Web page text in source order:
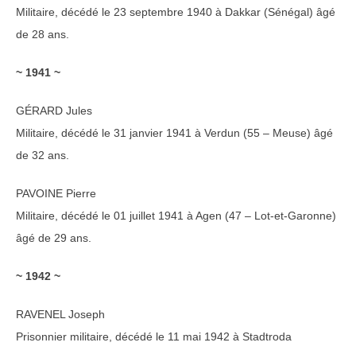
Militaire, décédé le 23 septembre 1940 à Dakkar (Sénégal) âgé
de 28 ans.
~ 1941 ~
GÉRARD Jules
Militaire, décédé le 31 janvier 1941 à Verdun (55 – Meuse) âgé
de 32 ans.
PAVOINE Pierre
Militaire, décédé le 01 juillet 1941 à Agen (47 – Lot-et-Garonne)
âgé de 29 ans.
~ 1942 ~
RAVENEL Joseph
Prisonnier militaire, décédé le 11 mai 1942 à Stadtroda